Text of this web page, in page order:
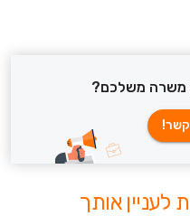
משרה משלכם?
קשר!